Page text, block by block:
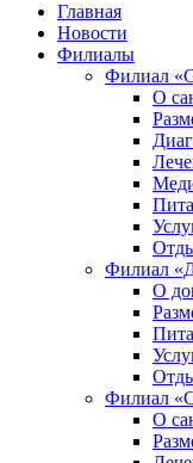
Главная
Новости
Филиалы
Филиал
О
Филиал
О
Филиал
О